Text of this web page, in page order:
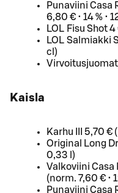
Punaviini Casa
6,80 € • 14 % •
LOL Fisu Shot
LOL Salmiakki
cl)
Kaisla
Karhu III 5,70 €
Original Long
0,33 l)
Valkoviini Casa
(norm. 7,60 € •
Punaviini Casa